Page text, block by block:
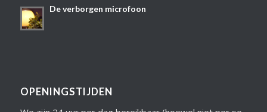
De verborgen microfoon
OPENINGSTIJDEN